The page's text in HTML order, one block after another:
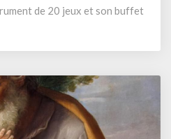
de 20 jeux et son buffet